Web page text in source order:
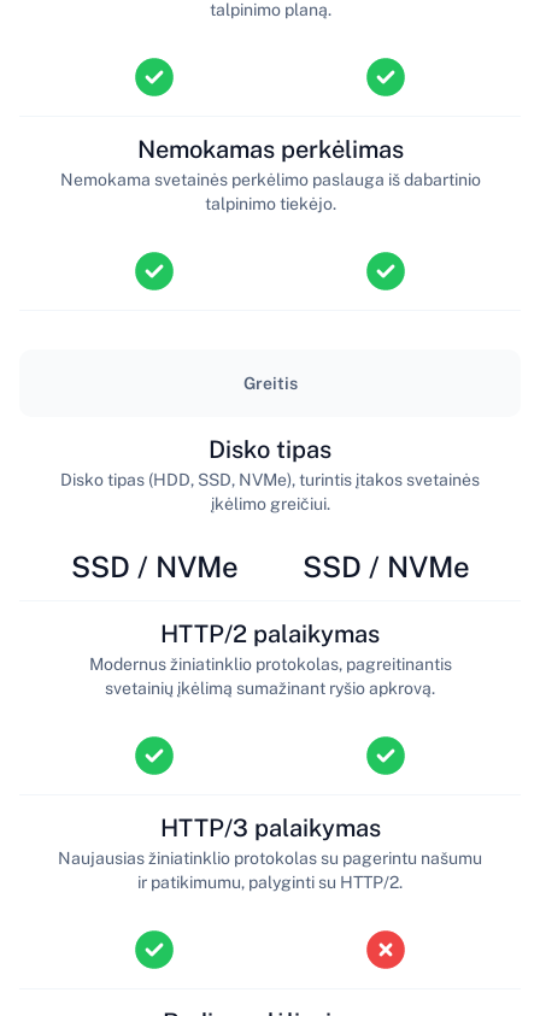
talpinimo planą.
Nemokamas perkėlimas
Nemokama svetainės perkėlimo paslauga iš dabartinio
talpinimo tiekėjo.
Greitis
SSD / NVMe
Disko tipas
Disko tipas (HDD, SSD, NVMe), turintis įtakos svetainės
įkėlimo greičiui.
SSD / NVMe
HTTP/2 palaikymas
Modernus žiniatinklio protokolas, pagreitinantis
svetainių įkėlimą sumažinant ryšio apkrovą.
HTTP/3 palaikymas
Naujausias žiniatinklio protokolas su pagerintu našumu
ir patikimumu, palyginti su HTTP/2.